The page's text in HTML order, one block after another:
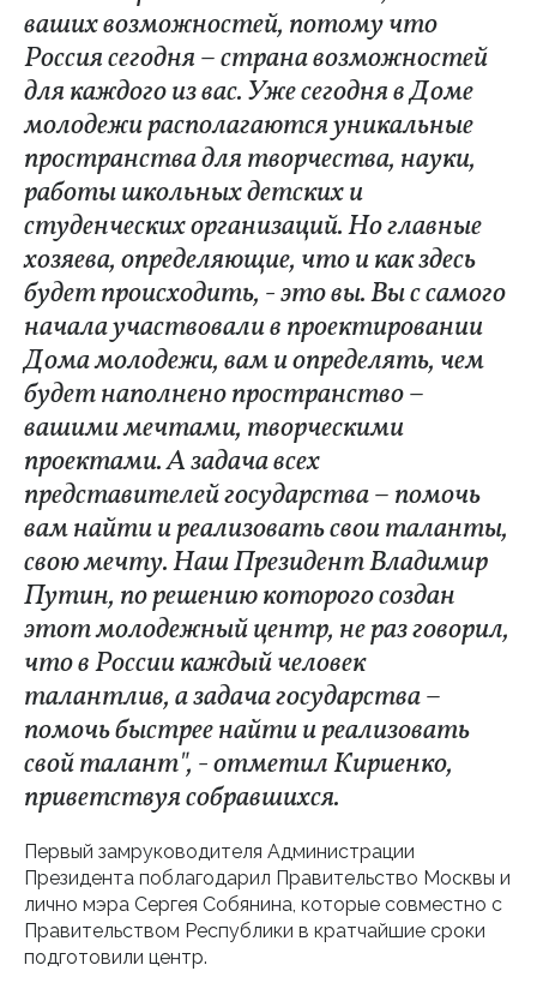
ваших возможностей, потому что
Россия сегодня – страна возможностей
для каждого из вас. Уже сегодня в Доме
молодежи располагаются уникальные
пространства для творчества, науки,
работы школьных детских и
студенческих организаций. Но главные
хозяева, определяющие, что и как здесь
будет происходить, - это вы. Вы с самого
начала участвовали в проектировании
Дома молодежи, вам и определять, чем
будет наполнено пространство –
вашими мечтами, творческими
проектами. А задача всех
представителей государства – помочь
вам найти и реализовать свои таланты,
свою мечту. Наш Президент Владимир
Путин, по решению которого создан
этот молодежный центр, не раз говорил,
что в России каждый человек
талантлив, а задача государства –
помочь быстрее найти и реализовать
свой талант", - отметил Кириенко,
приветствуя собравшихся.
Первый замруководителя Администрации
Президента поблагодарил Правительство Москвы и
лично мэра Сергея Собянина, которые совместно с
Правительством Республики в кратчайшие сроки
подготовили центр.